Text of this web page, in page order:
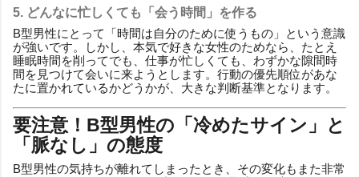
5. どんなに忙しくても「会う時間」を作る
B型男性にとって「時間は自分のために使うもの」という意識
が強いです。しかし、本気で好きな女性のためなら、たとえ
睡眠時間を削ってでも、仕事が忙しくても、わずかな隙間時
間を見つけて会いに来ようとします。行動の優先順位があな
たに置かれているかどうかが、大きな判断基準となります。
要注意！B型男性の「冷めたサイン」と
「脈なし」の態度
B型男性の気持ちが離れてしまったとき、その変化もまた非常